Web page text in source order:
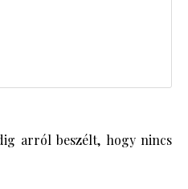
arról beszélt, hogy nincs